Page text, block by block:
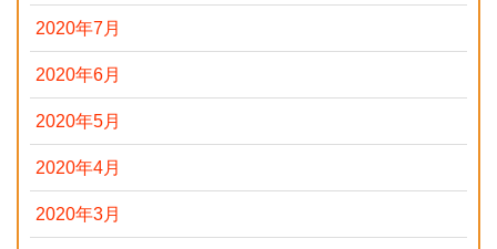
2020年7月
2020年6月
2020年5月
2020年4月
2020年3月